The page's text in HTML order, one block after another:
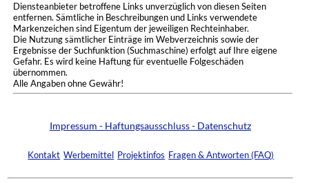
Diensteanbieter betroffene Links unverzüglich von diesen Seiten
entfernen. Sämtliche in Beschreibungen und Links verwendete
Markenzeichen sind Eigentum der jeweiligen Rechteinhaber.
Die Nutzung sämtlicher Einträge im Webverzeichnis sowie der
Ergebnisse der Suchfunktion (Suchmaschine) erfolgt auf Ihre eigene
Gefahr. Es wird keine Haftung für eventuelle Folgeschäden
übernommen.
Alle Angaben ohne Gewähr!
Impressum - Haftungsausschluss - Datenschutz
Kontakt Werbemittel Projektinfos Fragen & Antworten (FAQ)